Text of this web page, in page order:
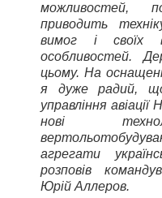
можливостей,
приводить
вимог і своїх
особливостей.
цьому. На
я дуже радий,
управління авіації
нові
агрегати
розповів
Юрій Аллеров.